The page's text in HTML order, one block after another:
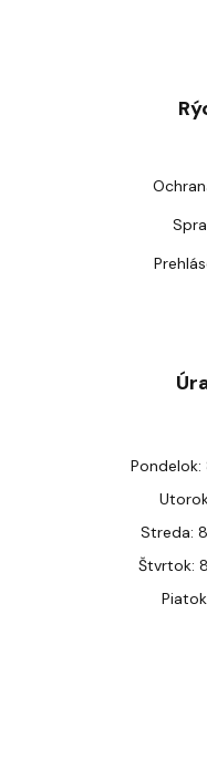
Streda:
Štvrtok: